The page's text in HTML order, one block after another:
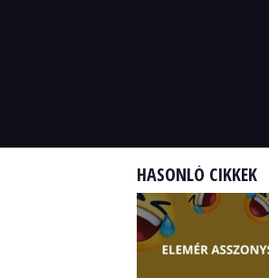
HASONLÓ CIKKEK